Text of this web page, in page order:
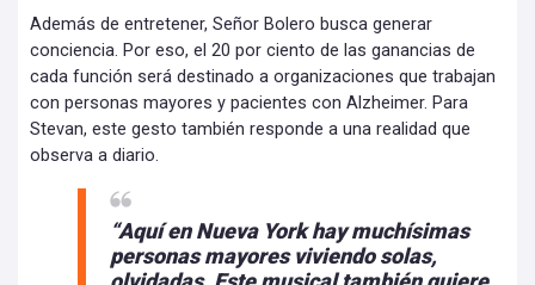
Además de entretener, Señor Bolero busca generar
conciencia. Por eso, el 20 por ciento de las ganancias de
cada función será destinado a organizaciones que trabajan
con personas mayores y pacientes con Alzheimer. Para
Stevan, este gesto también responde a una realidad que
observa a diario.
“Aquí en Nueva York hay muchísimas
personas mayores viviendo solas,